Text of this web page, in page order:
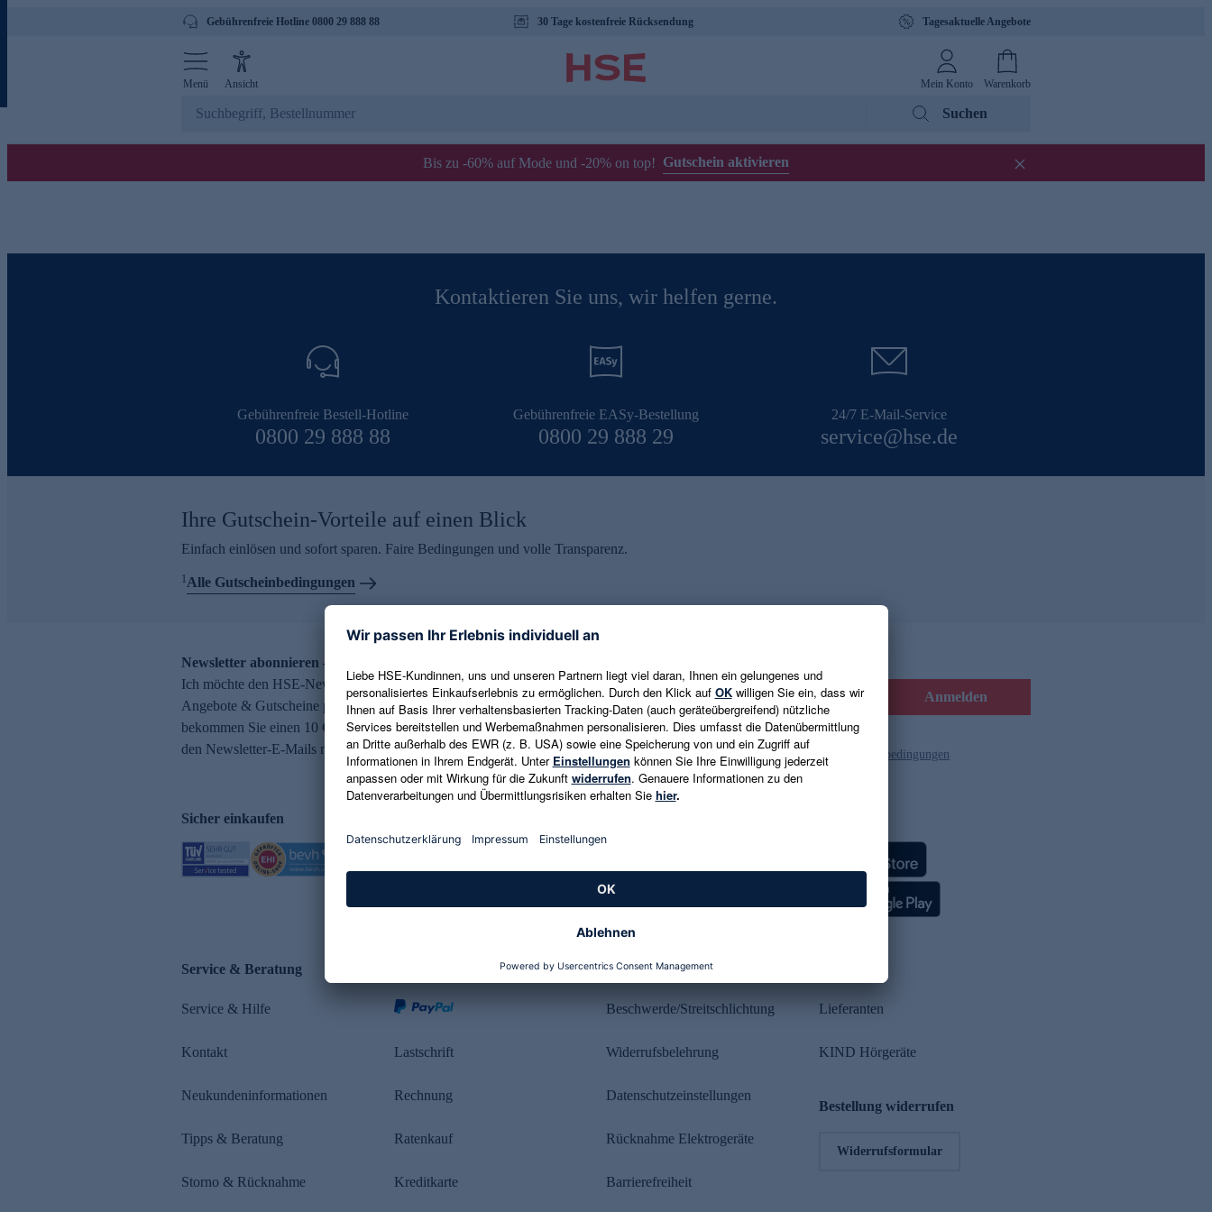
Gebührenfreie Hotline 0800 29 888 88 30 Tage kostenfreie Rücksendung Tagesaktuelle Angebote
Menü Ansicht Mein Konto Warenkorb
Suchen
Bis zu -60% auf Mode und -20% on top! Gutschein aktivieren
Kontaktieren Sie uns, wir helfen gerne.
Gebührenfreie Bestell-Hotline
0800 29 888 88
Gebührenfreie EASy-Bestellung
0800 29 888 29
24/7 E-Mail-Service
service@hse.de
Ihre Gutschein-Vorteile auf einen Blick
Einfach einlösen und sofort sparen. Faire Bedingungen und volle Transparenz.
1Alle Gutscheinbedingungen
Newsletter abonnieren – 10 € Gutschein erhalten
Ich möchte den HSE-Newsletter abonnieren und aktuelle Trends,
Angebote & Gutscheine per E-Mail erhalten. Als Dankeschön
bekommen Sie einen 10 € Gutschein. Eine Abmeldung ist jederzeit in
den Newsletter-E-Mails möglich.
E-Mail-Adresse eingeben Anmelden
Es gelten die Datenschutzrichtlinien und die Gutscheinbedingungen
Sicher einkaufen
Service & Beratung
Service & Hilfe
Kontakt
Neukundeninformationen
Tipps & Beratung
Storno & Rücknahme
Lastschrift
Rechnung
Ratenkauf
Kreditkarte
Rechtliches
Beschwerde/Streitschlichtung
Widerrufsbelehrung
Datenschutzeinstellungen
Rücknahme Elektrogeräte
Barrierefreiheit
Lieferanten
KIND Hörgeräte
Bestellung widerrufen
Widerrufsformular